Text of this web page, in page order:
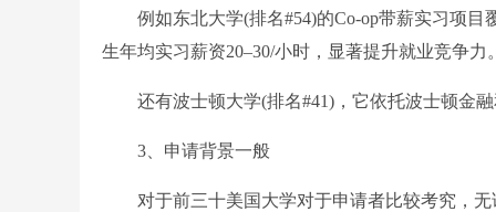
例如东北大学(排名#54)的Co-op带薪实习项目
生年均实习薪资20–30/小时，显著提升就业竞争力
还有波士顿大学(排名#41)，它依托波士顿金融
3、申请背景一般
对于前三十美国大学对于申请者比较考究，无